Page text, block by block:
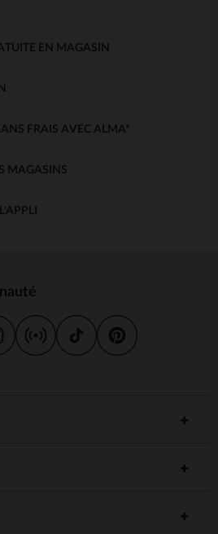
EN MAGASIN
FRAIS AVEC ALMA*
MAGASINS